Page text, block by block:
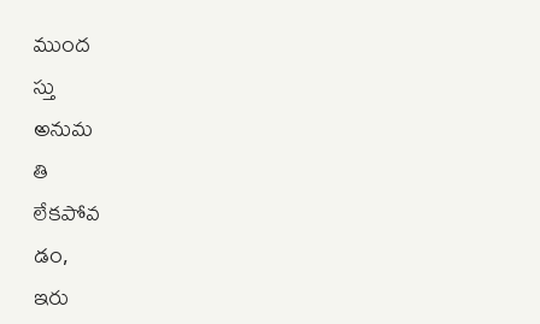
ముంద
స్తు
అనుమ
తి
లేకపోవ
డం,
ఇరు